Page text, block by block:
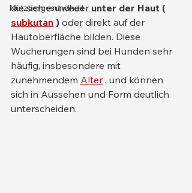
Nutztiergesundheit
die sich entweder unter der Haut (
subkutan ) oder direkt auf der
Hautoberfläche bilden. Diese
Wucherungen sind bei Hunden sehr
häufig, insbesondere mit
zunehmendem Alter , und können
sich in Aussehen und Form deutlich
unterscheiden.